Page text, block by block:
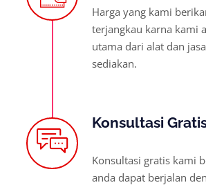
Harga yang kami
terjangkau karna kami
utama dari alat dan
sediakan.
Konsultasi
Konsultasi gratis kami
anda dapat berjalan